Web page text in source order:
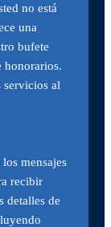
no está
una
bufete
honorarios.
servicios al
mensajes
recibir
detalles de